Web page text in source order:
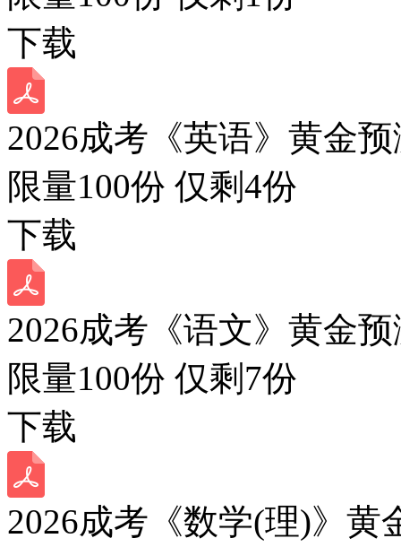
下载
2026成考《英语》黄金
限量100份 仅剩4份
下载
2026成考《语文》黄金
限量100份 仅剩 7份
下载
2026成考《数学(理)》黄